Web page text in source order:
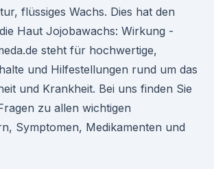
flüssiges Wachs. Dies hat den
Haut Jojobawachs: Wirkung -
steht für hochwertige,
und Hilfestellungen rund um das
und Krankheit. Bei uns finden Sie
zu allen wichtigen
Symptomen, Medikamenten und